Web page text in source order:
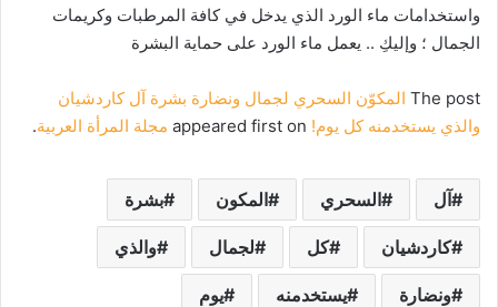
واستخدامات ماء الورد الذي يدخل في كافة المرطبات وكريمات
الجمال ؛ وإليكِ .. يعمل ماء الورد على حماية البشرة
The post المكوّن السحري لجمال ونضارة بشرة آل كاردشيان
والذي يستخدمنه كل يوم!
مجلة المرأة العربية.
آل السحري المكون بشرة
كاردشيان كل لجمال والذي
ونضارة يستخدمنه يوم